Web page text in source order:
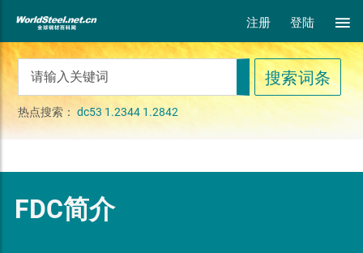
注册 登陆
热点搜索：dc53 1.2344 1.2842
FDC简介